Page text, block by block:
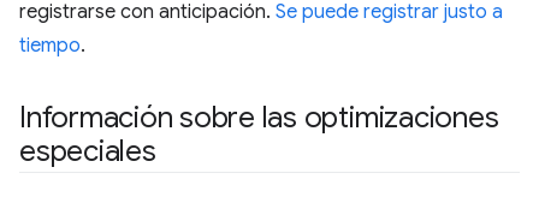
registrarse con anticipación. Se puede registrar justo a
tiempo.
Información sobre las optimizaciones
especiales